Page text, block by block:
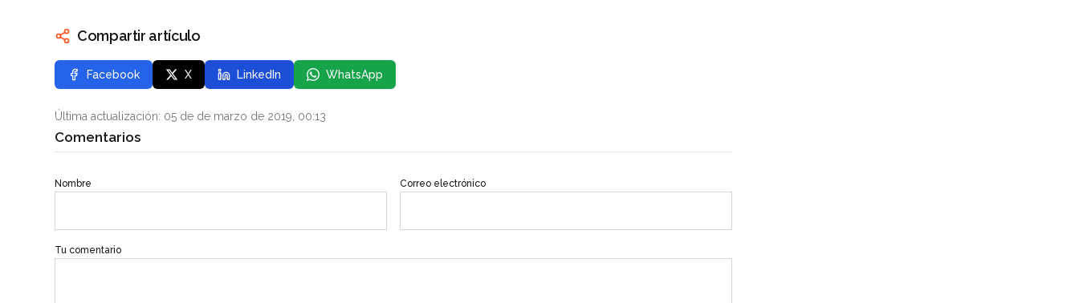
Compartir artículo
Facebook X LinkedIn WhatsApp
Última actualización: 05 de de marzo de 2019, 00:13
Comentarios
Nombre Correo electrónico
Tu comentario